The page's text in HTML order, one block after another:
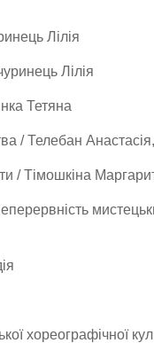
Лілія
Лілія
Тетяна
/ Телебан
/ Тімошкіна
хореографічної